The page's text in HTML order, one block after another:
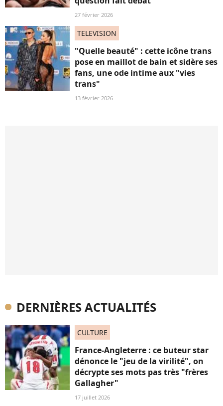
27 février 2026
TELEVISION
"Quelle beauté" : cette icône trans
pose en maillot de bain et sidère ses
fans, une ode intime aux "vies
trans"
13 février 2026
DERNIÈRES ACTUALITÉS
CULTURE
France-Angleterre : ce buteur star
dénonce le "jeu de la virilité", on
décrypte ses mots pas très "frères
Gallagher"
17 juillet 2026